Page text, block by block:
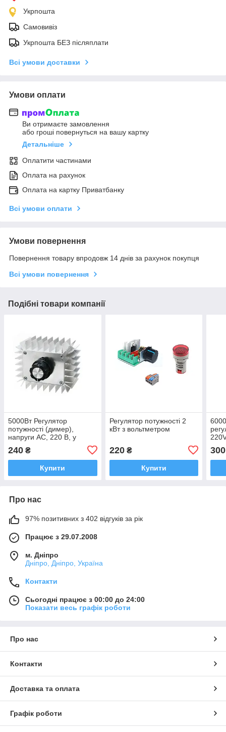
Укрпошта
Самовивіз
Укрпошта БЕЗ післяплати
Всі умови доставки
Умови оплати
Ви отримаєте замовлення
або гроші повернуться на вашу картку
Детальніше
Оплатити частинами
Оплата на рахунок
Оплата на картку Приватбанку
Всі умови оплати
Умови повернення
Повернення товару впродовж 14 днів за рахунок покупця
Всі умови повернення
Подібні товари компанії
5000Вт Регулятор
потужності (димер),
напруги AC, 220 В, у
240 ₴
Купити
Регулятор потужності 2
кВт з вольтметром
220₴
Купити
300
Про нас
97% позитивних з 402 відгуків за рік
Працює з 29.07.2008
м. Дніпро
Дніпро, Дніпро, Україна
Контакти
Сьогодні працює з 00:00 до 24:00
Показати весь графік роботи
Про нас
Контакти
Доставка та оплата
Графік роботи